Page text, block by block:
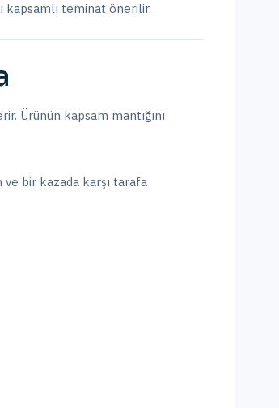
kapsamlı teminat önerilir.
Ürünün kapsam mantığını
bir kazada karşı tarafa